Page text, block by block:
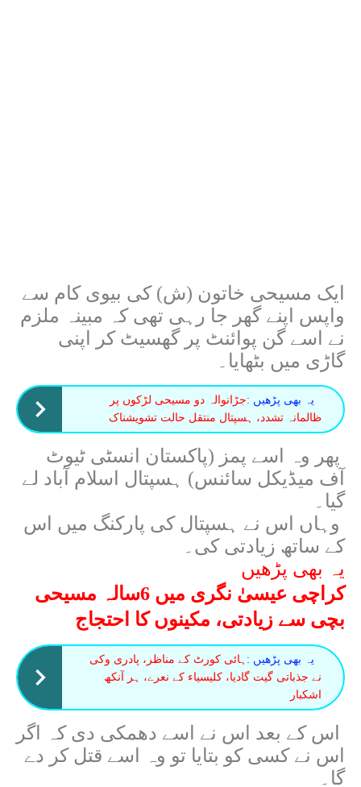
ایک مسیحی خاتون (ش) کی بیوی کام سے
واپس اپنے گھر جا رہی تھی کہ مبینہ ملزم
نے اسے گن پوائنٹ پر گھسیٹ کر اپنی
گاڑی میں بٹھایا۔
یہ بھی پڑھیں :جڑانوالہ دو مسیحی لڑکوں پر
ظالمانہ تشدد، ہسپتال منتقل حالت تشویشناک
پھر وہ اسے پمز (پاکستان انسٹی ٹیوٹ
آف میڈیکل سائنس) ہسپتال اسلام آباد لے
گیا۔
وہاں اس نے ہسپتال کی پارکنگ میں اس
کے ساتھ زیادتی کی۔
یہ بھی پڑھیں
کراچی عیسیٰ نگری میں 6سالہ مسیحی
بچی سے زیادتی، مکینوں کا احتجاج
یہ بھی پڑھیں : ہائی کورٹ کے مناظر، پادری وکی
نے جذباتی گیت گادیا، کلیسیاء کے نعرے، ہر آنکھ
اشکبار
اس کے بعد اس نے اسے دھمکی دی کہ اگر
اس نے کسی کو بتایا تو وہ اسے قتل کر دے
گا۔